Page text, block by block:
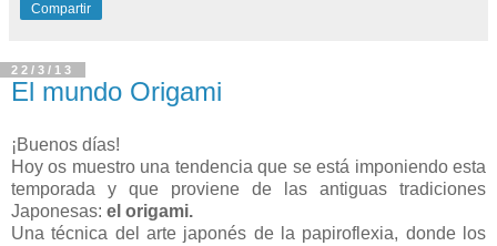
Compartir
22/3/13
El mundo Origami
¡Buenos días!
Hoy os muestro una tendencia que se está imponiendo esta
temporada y que proviene de las antiguas tradiciones
Japonesas: el origami.
Una técnica del arte japonés de la papiroflexia, donde los